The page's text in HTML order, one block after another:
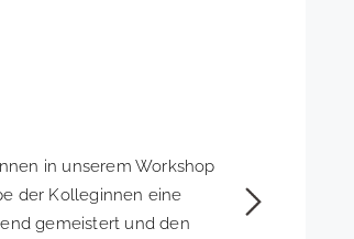
in unserem Workshop
der Kolleginnen eine
gemeistert und den